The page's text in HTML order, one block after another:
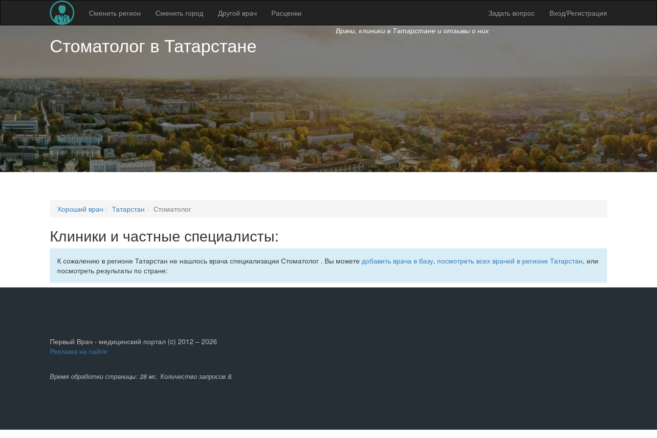
Сменить регион Сменить город Другой врач Расценки Задать вопрос Вход/Регистрация
Стоматолог в Татарстане
Врачи, клиники в Татарстане и отзывы о них
Хороший врач Татарстан Стоматолог
Клиники и частные специалисты:
К сожалению в регионе Татарстан не нашлось врача специализации Стоматолог . Вы можете добавить врача в базу, посмотреть всех врачей в регионе Татарстан, или
посмотреть результаты по стране:
Первый Врач - медицинский портал (c) 2012 – 2026
Реклама на сайте
Время обработки страницы: 28 мс. Количество запросов 8.